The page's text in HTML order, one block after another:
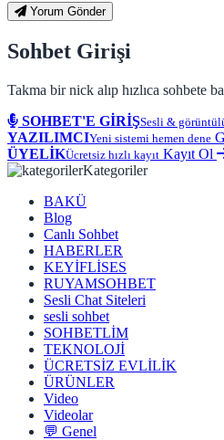
Yorum Gönder
Sohbet Girişi
Takma bir nick alıp hızlıca sohbete
SOHBET'E GİRİŞSesli &
YAZILIMCIYeni sistemi hemen dene
ÜYELİKÜcretsiz hızlı kayıt Kayıt Ol
Kategoriler
BAKÜ
Blog
Canlı Sohbet
HABERLER
KEYİFLİSES
RUYAMSOHBET
Sesli Chat Siteleri
sesli sohbet
SOHBETLİM
TEKNOLOJİ
ÜCRETSİZ EVLİLİK
ÜRÜNLER
Video
Videolar
💬 Genel